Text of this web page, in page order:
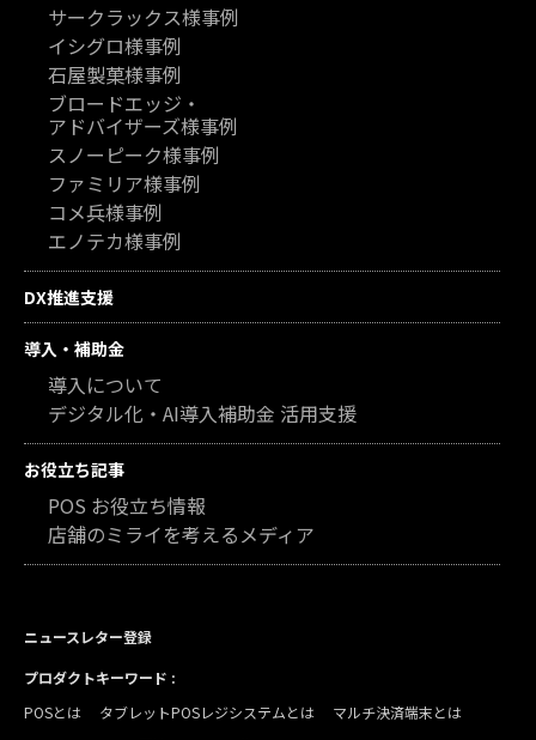
サークラックス様事例
イシグロ様事例
石屋製菓様事例
ブロードエッジ・
アドバイザーズ様事例
スノーピーク様事例
ファミリア様事例
コメ兵様事例
エノテカ様事例
DX推進支援
導入・補助金
導入について
デジタル化・AI導入補助金 活用支援
お役立ち記事
POS お役立ち情報
店舗のミライを考えるメディア
ニュースレター登録
プロダクトキーワード :
POSとは
タブレットPOSレジシステムとは
マルチ決済端末とは